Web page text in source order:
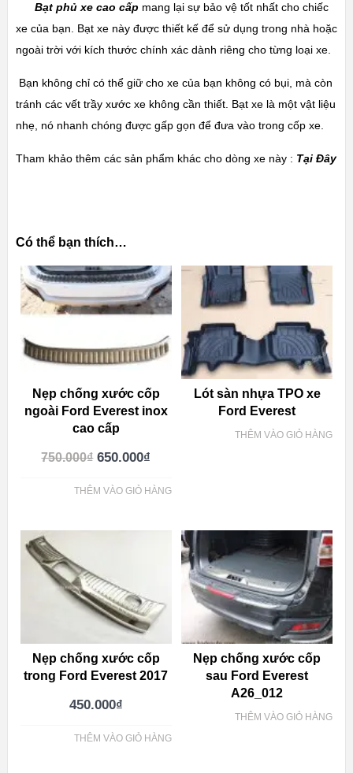
Bạt phủ xe cao cấp mang lại sự bảo vệ tốt nhất cho chiếc
xe của bạn. Bạt xe này được thiết kế để sử dụng trong nhà hoặc
ngoài trời với kích thước chính xác dành riêng cho từng loại xe.
Bạn không chỉ có thể giữ cho xe của bạn không có bụi, mà còn
tránh các vết trầy xước xe không cần thiết. Bạt xe là một vật liệu
nhẹ, nó nhanh chóng được gấp gọn để đưa vào trong cốp xe.
Tham khảo thêm các sản phẩm khác cho dòng xe này : Tại Đây
Có thể bạn thích…
Nẹp chống xước cốp
ngoài Ford Everest inox
cao cấp
750.000₫ 650.000₫
THÊM VÀO GIỎ HÀNG
Lót sàn nhựa TPO xe
Ford Everest
THÊM VÀO GIỎ HÀNG
Nẹp chống xước cốp
trong Ford Everest 2017
450.000₫
THÊM VÀO GIỎ HÀNG
Nẹp chống xước cốp
sau Ford Everest
A26_012
THÊM VÀO GIỎ HÀNG